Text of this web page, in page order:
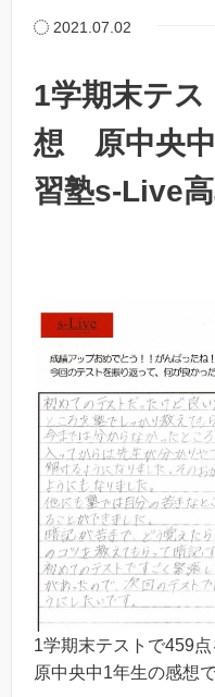
2021.07.02
1学期末テ
想 原中央中
習塾s-Live
1学期末テストで459点
原中央中1年生の感想